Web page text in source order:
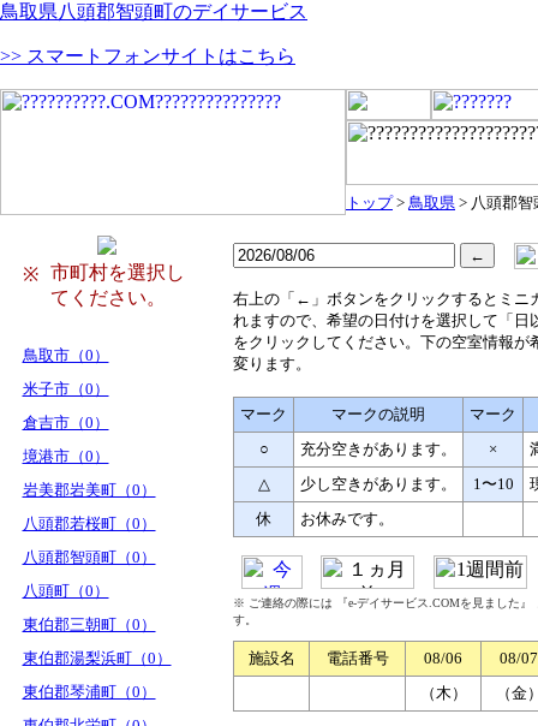
鳥取県八頭郡智頭町のデイサービス
>> スマートフォンサイトはこちら
トップ> 鳥取県 > 八頭郡智
※
市町村を選択し
てください。
鳥取市（0）
米子市（0）
倉吉市（0）
境港市（0）
岩美郡岩美町（0）
八頭郡若桜町（0）
八頭郡智頭町（0）
八頭町（0）
東伯郡三朝町（0）
東伯郡湯梨浜町（0）
東伯郡琴浦町（0）
右上の「←」ボタンをクリックするとミニ
れますので、希望の日付けを選択して「日
をクリックしてください。下の空室情報が
変ります。
マーク マークの説明
マーク
○
充分空きがあります。 ×
△
少し空きがあります。 1〜10
休
お休みです。
※ ご連絡の際には 『e-デイサービス.COMを見ました
す。
施設名 電話番号 08/06
08/07
（木）
（金